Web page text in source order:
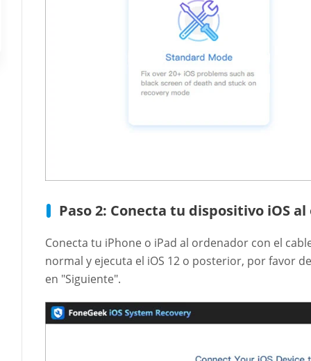
Paso 2: Conecta tu dispositivo iOS
Conecta tu iPhone o iPad al ordenador con el
normal y ejecuta el iOS 12 o posterior, por favor
en "Siguiente".